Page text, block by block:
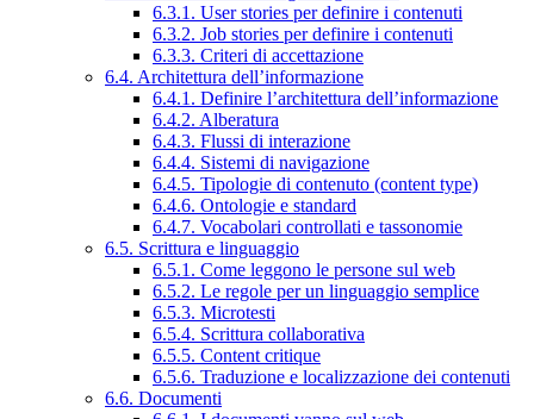
6.3.1. User stories per definire i contenuti
6.3.2. Job stories per definire i contenuti
6.3.3. Criteri di accettazione
6.4. Architettura dell’informazione
6.4.1. Definire l’architettura dell’informazione
6.4.2. Alberatura
6.4.3. Flussi di interazione
6.4.4. Sistemi di navigazione
6.4.5. Tipologie di contenuto (content type)
6.4.6. Ontologie e standard
6.4.7. Vocabolari controllati e tassonomie
6.5. Scrittura e linguaggio
6.5.1. Come leggono le persone sul web
6.5.2. Le regole per un linguaggio semplice
6.5.3. Microtesti
6.5.4. Scrittura collaborativa
6.5.5. Content critique
6.5.6. Traduzione e localizzazione dei contenuti
6.6. Documenti